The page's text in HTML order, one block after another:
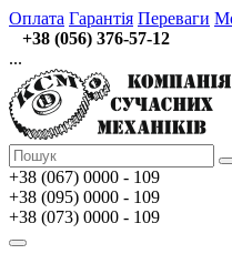
Оплата Гарантія Переваги
+38 (056) 376-57-12
...
+38 (067) 0000 - 109
+38 (095) 0000 - 109
+38 (073) 0000 - 109